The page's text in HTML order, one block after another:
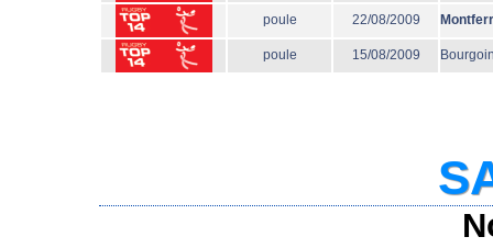
poule 22/08/2009
poule 15/08/2009